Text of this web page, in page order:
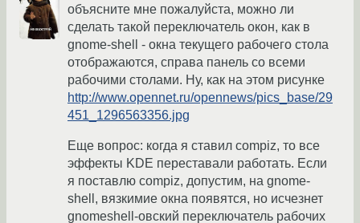
объясните мне пожалуйста, можно ли
сделать такой переключатель окон, как в
gnome-shell - окна текущего рабочего стола
отображаются, справа панель со всеми
рабочими столами. Ну, как на этом рисунке
http://www.opennet.ru/opennews/pics_base/29
451_1296563356.jpg
Еще вопрос: когда я ставил compiz, то все
эффекты KDE переставали работать. Если
я поставлю compiz, допустим, на gnome-
shell, вязкимие окна появятся, но исчезнет
gnomeshell-овский переключатель рабочих